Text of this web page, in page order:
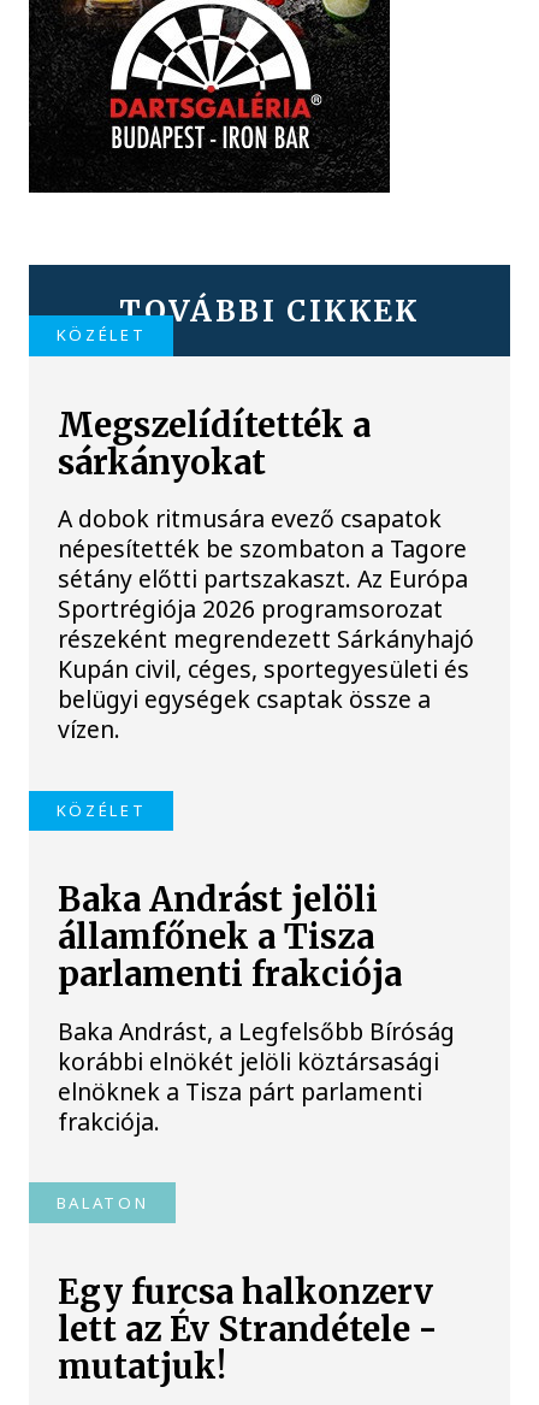
TOVÁBBI CIKKEK
KÖZÉLET
Megszelídítették a
sárkányokat
A dobok ritmusára evező csapatok
népesítették be szombaton a Tagore
sétány előtti partszakaszt. Az Európa
Sportrégiója 2026 programsorozat
részeként megrendezett Sárkányhajó
Kupán civil, céges, sportegyesületi és
belügyi egységek csaptak össze a
vízen.
KÖZÉLET
Baka Andrást jelöli
államfőnek a Tisza
parlamenti frakciója
Baka Andrást, a Legfelsőbb Bíróság
korábbi elnökét jelöli köztársasági
elnöknek a Tisza párt parlamenti
frakciója.
BALATON
Egy furcsa halkonzerv
lett az Év Strandétele -
mutatjuk!